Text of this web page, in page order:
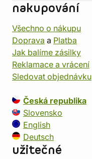
nakupování
Všechno o nákupu
Doprava a Platba
Jak balíme zásilky
Reklamace a vrácení
Sledovat objednávku
Česká republika
Slovensko
English
Deutsch
užitečné